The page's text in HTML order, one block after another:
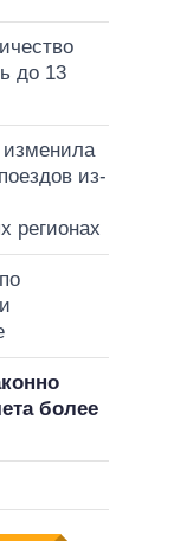
до 13
изменила
из-
регионах
более